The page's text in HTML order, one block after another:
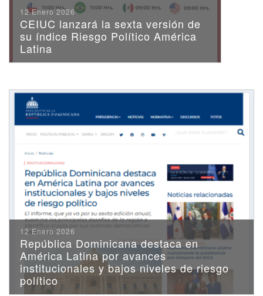
12 Enero 2026
CEIUC lanzará la sexta versión de
su índice Riesgo Político América
Latina
12 Enero 2026
República Dominicana destaca en
América Latina por avances
institucionales y bajos niveles de riesgo
político